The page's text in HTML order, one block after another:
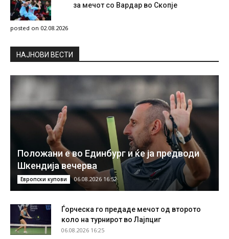
за мечот со Вардар во Скопје
posted on 02.08.2026
НAЈНОВИ ВЕСТИ
Положани е во Единбург и ќе ја предводи
Шкендија вечерва
Европски купови 06.08.2026 16:52
Ѓорческа го предаде мечот од второто
коло на турнирот во Лајпциг
06.08.2026 16:25